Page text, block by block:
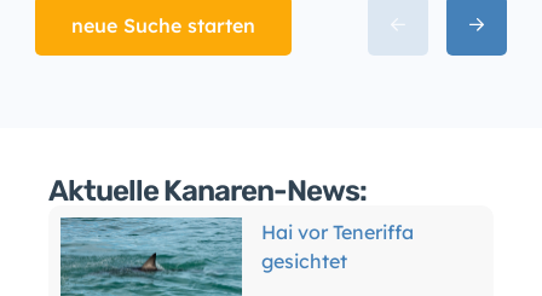
neue Suche starten
Aktuelle Kanaren-News:
Hai vor Teneriffa
gesichtet